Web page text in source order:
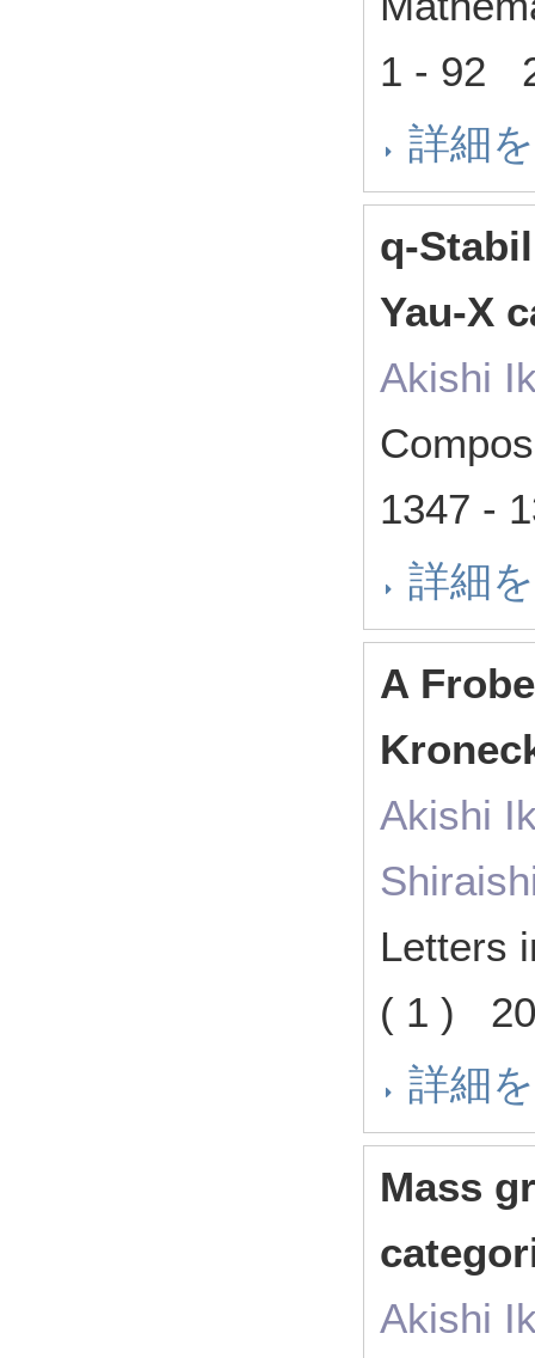
1 - 92
詳細
q-
Yau-X
Akishi
1347 -
詳細
A
Akishi
Letters
( 1 )
詳細
Mass
Akishi